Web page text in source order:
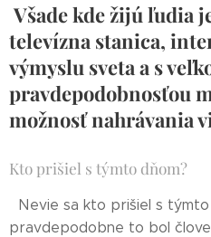
Všade kde žijú ľudia
televízna stanica,
výmyslu sveta a s
pravdepodobnosťou
možnosť nahrávania
Kto prišiel s týmto dňom?
Nevie sa kto prišiel s týmto
pravdepodobne to bol